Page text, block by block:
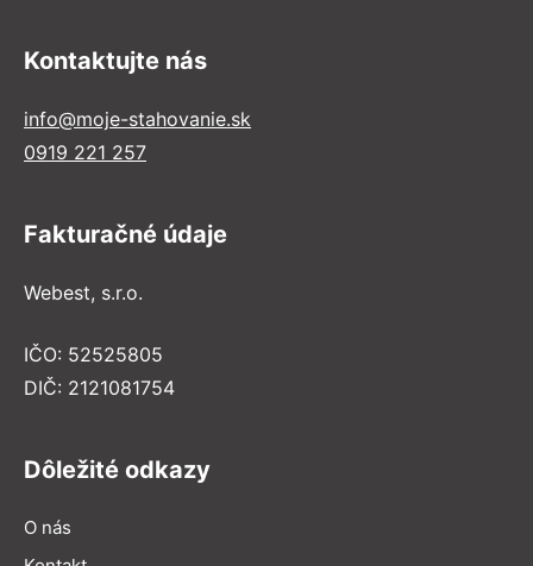
Kontaktujte nás
info@moje-stahovanie.sk
0919 221 257
Fakturačné údaje
Webest, s.r.o.
IČO: 52525805
DIČ: 2121081754
Dôležité odkazy
O nás